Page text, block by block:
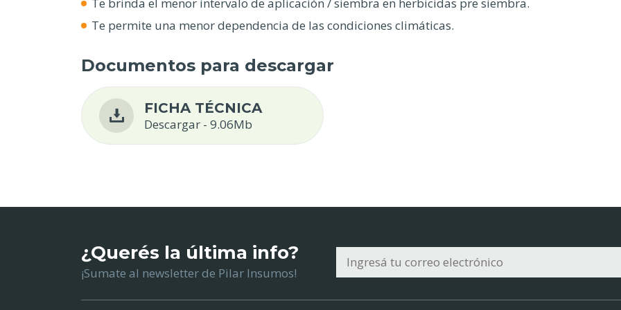
Te permite una menor dependencia de las condiciones climáticas.
Documentos para descargar
FICHA TÉCNICA
Descargar - 9.06Mb
¿Querés la última info?
¡Sumate al newsletter de Pilar Insumos!